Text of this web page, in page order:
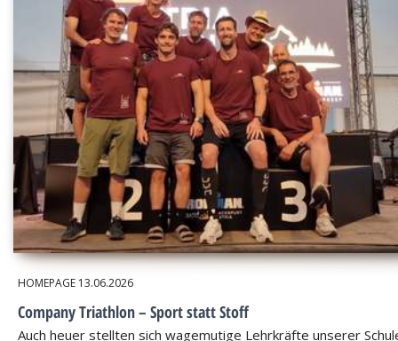
HOMEPAGE 13.06.2026
Company Triathlon – Sport statt Stoff
Auch heuer stellten sich wagemutige Lehrkräfte unserer